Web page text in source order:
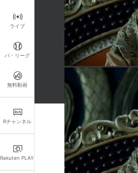
ライブ
パ・リーグ
無料動画
Rチャンネル
Rakuten PLAY
詳細情報